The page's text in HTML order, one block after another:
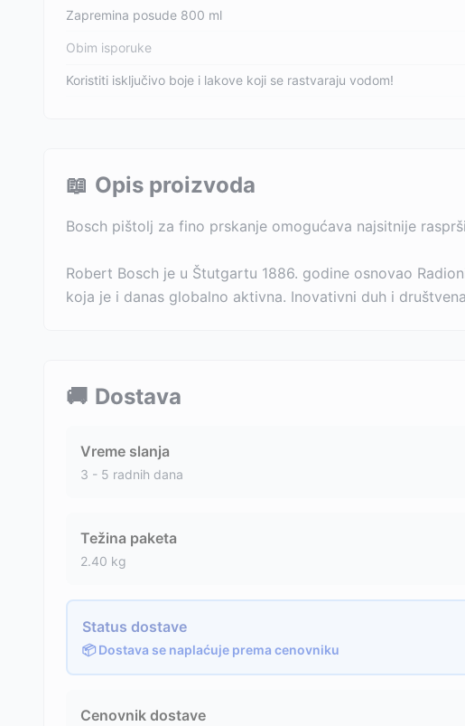
Zapremina posude 800 ml
Obim isporuke
Koristiti isključivo boje i lakove koji se rastvaraju vodom!
📖 Opis proizvoda
Bosch pištolj za fino prskanje omogućava najsitnije
Robert Bosch je u Štutgartu 1886. godine osnovao
koja je i danas globalno aktivna. Inovativni duh i
🚚 Dostava
Vreme slanja
3 - 5 radnih dana
Težina paketa
2.40 kg
Status dostave
📦 Dostava se naplaćuje prema cenovniku
Cenovnik dostave